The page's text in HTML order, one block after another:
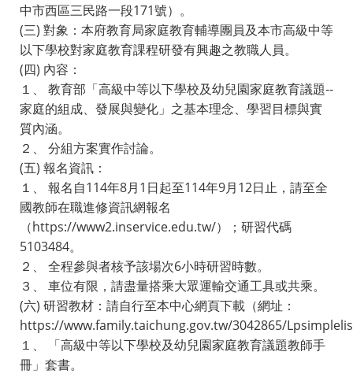
中市西區三民路一段171號）。
(三) 對象：本府教育局家庭教育輔導團員及本市高級中等
以下學校對家庭教育課程研發有興趣之教職人員。
(四) 內容：
１、 教育部「高級中等以下學校及幼兒園家庭教育議題--
家庭的組成、發展與變化」之基本理念、學習目標與實
質內涵。
２、 分組方案實作討論。
(五) 報名資訊：
１、 報名自114年8月1日起至114年9月12日止，請至全
國教師在職進修資訊網報名
（https://www2.inservice.edu.tw/）；研習代碼
5103484。
２、 全程參與者核予該場次6小時研習時數。
３、 車位有限，請盡量搭乘大眾運輸交通工具或共乘。
(六) 研習教材：請自行至本中心網頁下載（網址：
https://www.family.taichung.gov.tw/3042865/
１、 「高級中等以下學校及幼兒園家庭教育議題教師手
冊」套書。